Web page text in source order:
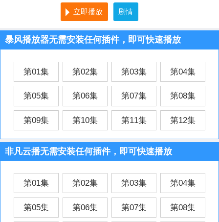
立即播放 剧情
暴风播放器无需安装任何插件，即可快速播放
第01集 第02集 第03集 第04集
第05集 第06集 第07集 第08集
第09集 第10集 第11集 第12集
非凡云播无需安装任何插件，即可快速播放
第01集 第02集 第03集 第04集
第05集 第06集 第07集 第08集